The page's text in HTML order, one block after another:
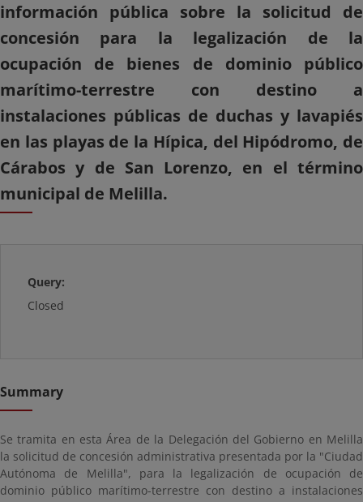
información pública sobre la solicitud de
concesión para la legalización de la
ocupación de bienes de dominio público
marítimo-terrestre con destino a
instalaciones públicas de duchas y lavapiés
en las playas de la Hípica, del Hipódromo, de
Cárabos y de San Lorenzo, en el término
municipal de Melilla.
Query:
Closed
Summary
Se tramita en esta Área de la Delegación del Gobierno en Melilla
la solicitud de concesión administrativa presentada por la "Ciudad
Autónoma de Melilla", para la legalización de ocupación de
dominio público marítimo-terrestre con destino a instalaciones